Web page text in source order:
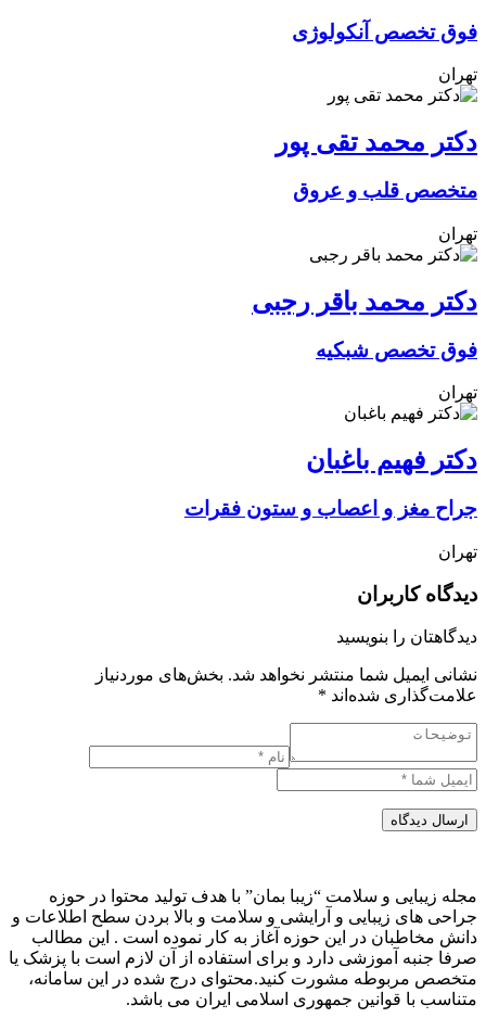
فوق تخصص آنکولوژی
تهران
دکتر محمد تقی پور
متخصص قلب و عروق
تهران
دکتر محمد باقر رجبی
فوق تخصص شبکیه
تهران
دکتر فهیم باغبان
جراح مغز و اعصاب و ستون فقرات
تهران
دیدگاه کاربران
دیدگاهتان را بنویسید
نشانی ایمیل شما منتشر نخواهد شد. بخش‌های موردنیاز
علامت‌گذاری شده‌اند *
ارسال دیدگاه
مجله زیبایی و سلامت “زیبا بمان” با هدف تولید محتوا در حوزه
جراحی های زیبایی و آرایشی و سلامت و بالا بردن سطح اطلاعات و
دانش مخاطبان در این حوزه آغاز به کار نموده است . این مطالب
صرفا جنبه آموزشی دارد و برای استفاده از آن لازم است با پزشک یا
متخصص مربوطه مشورت کنید.محتوای درج شده در این سامانه،
متناسب با قوانین جمهوری اسلامی ایران می باشد.